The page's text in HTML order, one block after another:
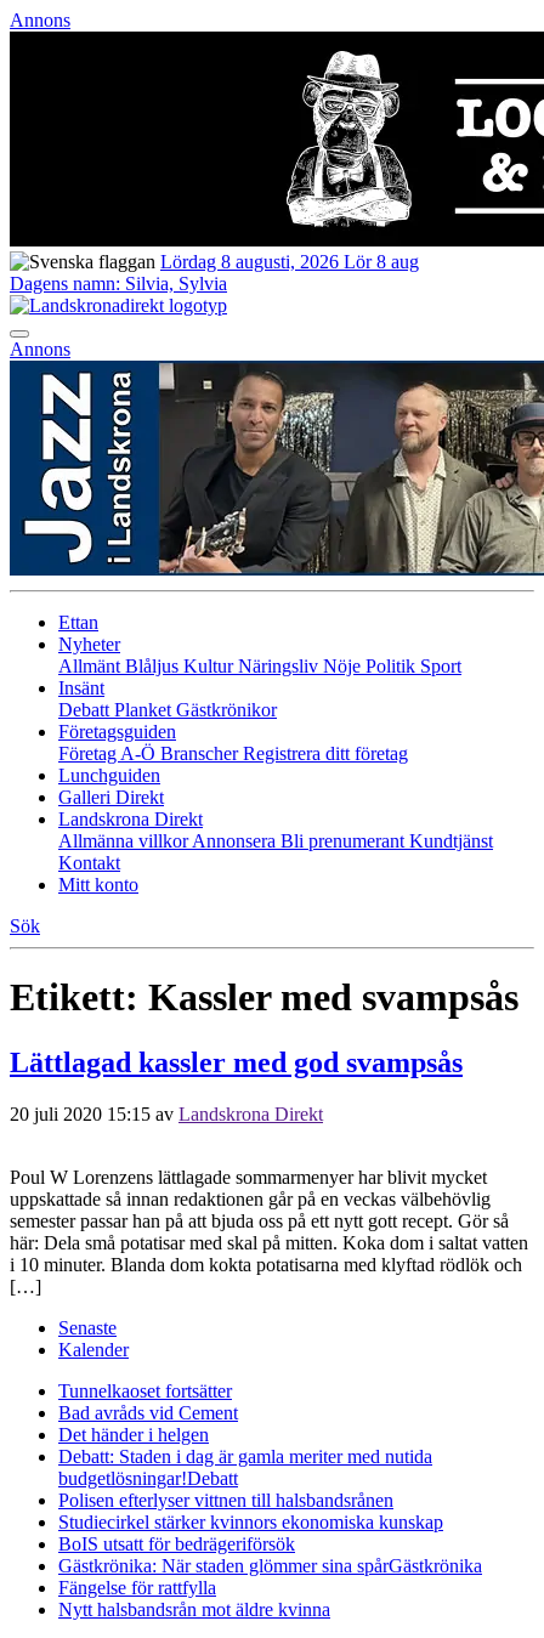
Annons
Lördag 8 augusti, 2026 Lör 8 aug
Dagens namn: Silvia, Sylvia
Annons
Ettan
Nyheter
Allmänt Blåljus KulturNäringsliv Nöje Politik Sport
Insänt
Debatt Planket Gästkrönikor
Företagsguiden
Företag A-Ö BranscherRegistrera ditt företag
Lunchguiden
Galleri Direkt
Landskrona Direkt
Allmänna villkorAnnonsera Bli prenumerant Kundtjänst
Kontakt
Mitt konto
Sök
Etikett: Kassler med svampsås
Lättlagad kassler med god svampsås
20 juli 2020 15:15 av Landskrona Direkt
Poul W Lorenzens lättlagade sommarmenyer har blivit mycket
uppskattade så innan redaktionen går på en veckas välbehövlig
semester passar han på att bjuda oss på ett nytt gott recept. Gör så
här: Dela små potatisar med skal på mitten. Koka dom i saltat vatten
i 10 minuter. Blanda dom kokta potatisarna med klyftad rödlök och
[…]
Senaste
Kalender
Tunnelkaoset fortsätter
Bad avråds vid Cement
Det händer i helgen
Debatt: Staden i dag är gamla meriter med nutida
budgetlösningar!Debatt
Polisen efterlyser vittnen till halsbandsrånen
Studiecirkel stärker kvinnors ekonomiska kunskap
BoIS utsatt för bedrägeriförsök
Gästkrönika: När staden glömmer sina spårGästkrönika
Fängelse för rattfylla
Nytt halsbandsrån mot äldre kvinna